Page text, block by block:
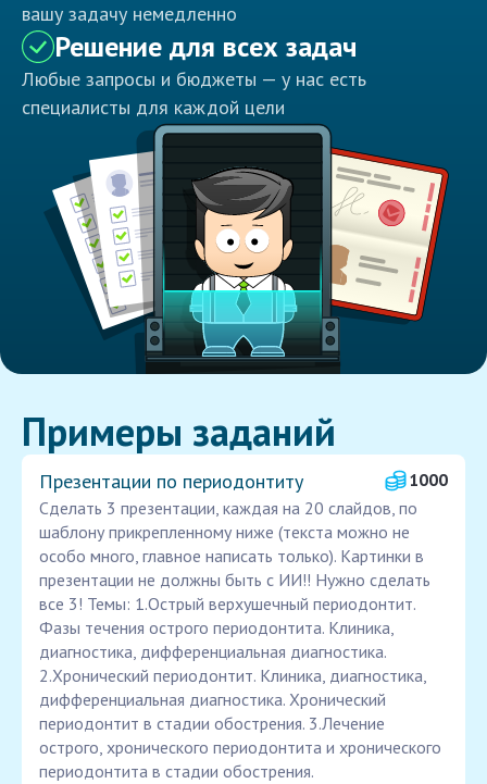
вашу задачу немедленно
Решение для всех задач
Любые запросы и бюджеты — у нас есть
специалисты для каждой цели
Примеры заданий
Презентации по периодонтиту
1000
Сделать 3 презентации, каждая на 20 слайдов, по
шаблону прикрепленному ниже (текста можно не
особо много, главное написать только). Картинки в
презентации не должны быть с ИИ!! Нужно сделать
все 3! Темы: 1.Острый верхушечный периодонтит.
Фазы течения острого периодонтита. Клиника,
диагностика, дифференциальная диагностика.
2.Хронический периодонтит. Клиника, диагностика,
дифференциальная диагностика. Хронический
периодонтит в стадии обострения. 3.Лечение
острого, хронического периодонтита и хронического
периодонтита в стадии обострения.